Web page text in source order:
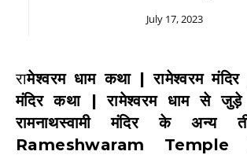
July 17, 2023
रामेश्वरम धाम कथा | रामेश्वरम मंदिर
मंदिर कथा | रामेश्वरम धाम से
रामनाथस्वामी
मंदिर के अन्य
Rameshwaram Temple